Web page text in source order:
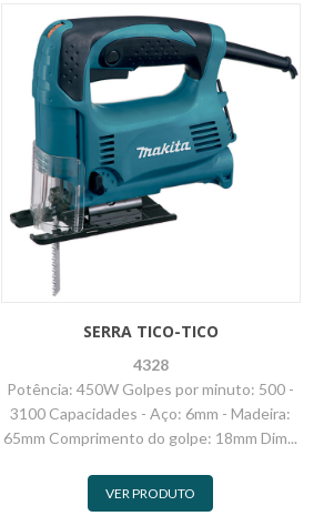
SERRA TICO-TICO
4328
Potência: 450W Golpes por minuto: 500 -
3100 Capacidades - Aço: 6mm - Madeira:
65mm Comprimento do golpe: 18mm Dim...
VER PRODUTO